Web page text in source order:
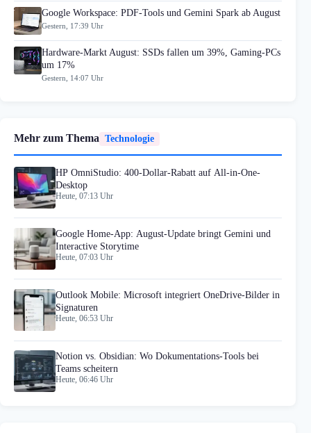
Google Workspace: PDF-Tools und Gemini Spark ab August
Gestern, 17:39 Uhr
Hardware-Markt August: SSDs fallen um 39%, Gaming-PCs
um 17%
Gestern, 14:07 Uhr
Mehr zum Thema Technologie
HP OmniStudio: 400-Dollar-Rabatt auf All-in-One-
Desktop
Heute, 07:13 Uhr
Google Home-App: August-Update bringt Gemini und
Interactive Storytime
Heute, 07:03 Uhr
Outlook Mobile: Microsoft integriert OneDrive-Bilder in
Signaturen
Heute, 06:53 Uhr
Notion vs. Obsidian: Wo Dokumentations-Tools bei
Teams scheitern
Heute, 06:46 Uhr